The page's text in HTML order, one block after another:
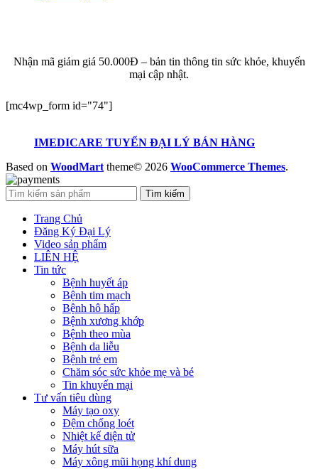
Nhận mã giảm giá 50.000Đ – bản tin thông tin sức khỏe, khuyến
mại cập nhật.
[mc4wp_form id="74"]
IMEDICARE TUYỂN ĐẠI LÝ BÁN HÀNG
Based on WoodMart theme© 2026 WooCommerce Themes.
Tìm kiếm
Trang Chủ
Đăng Ký Đại Lý
Video sản phẩm
LIÊN HỆ
Tin tức
Bệnh huyết áp
Bệnh tim mạch
Bệnh hô hấp
Bệnh xương khớp
Bệnh theo mùa
Bệnh da liễu
Bệnh trẻ em
Chăm sóc sức khỏe mẹ và bé
Tin khuyến mại
Tư vấn tiêu dùng
Máy tạo oxy
Đệm chống loét
Nhiệt kế điện tử
Máy hút sữa
Máy xông mũi họng khí dung